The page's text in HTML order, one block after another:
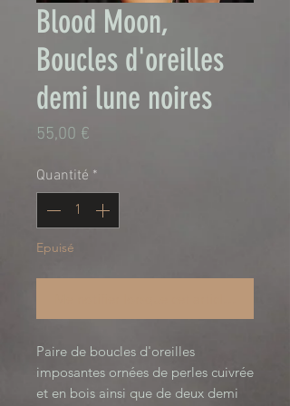
Blood Moon,
Boucles d'oreilles
demi lune noires
55,00 €
Quantité *
Epuisé
Paire de boucles d'oreilles
imposantes ornées de perles cuivrée
et en bois ainsi que de deux demi